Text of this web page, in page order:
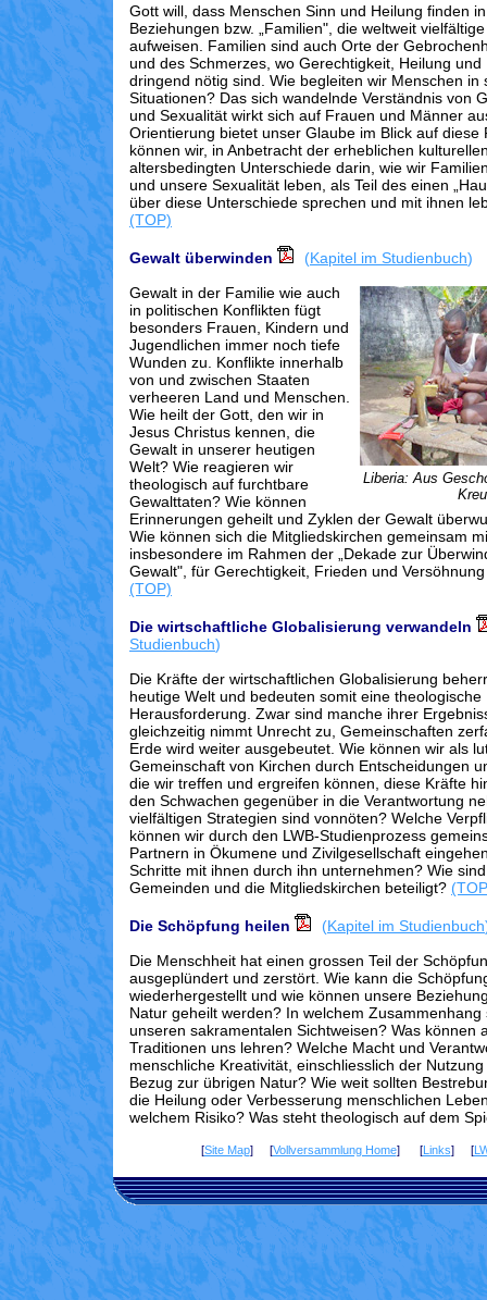
Gott will, dass Menschen Sinn und Heilung finden
Beziehungen bzw. „Familien", die weltweit
aufweisen. Familien sind auch Orte der
und des Schmerzes, wo Gerechtigkeit, Heilung und
dringend nötig sind. Wie begleiten wir Menschen in
Situationen? Das sich wandelnde Verständnis von
und Sexualität wirkt sich auf Frauen und Männer
Orientierung bietet unser Glaube im Blick auf diese
können wir, in Anbetracht der erheblichen
altersbedingten Unterschiede darin, wie wir
und unsere Sexualität leben, als Teil des einen
über diese Unterschiede sprechen und mit ihnen
(TOP)
Gewalt überwinden (Kapitel im Studienbuch)
Liberia: Aus
Gewalt in der Familie wie auch
in politischen Konflikten fügt
besonders Frauen, Kindern und
Jugendlichen immer noch tiefe
Wunden zu. Konflikte innerhalb
von und zwischen Staaten
verheeren Land und Menschen.
Wie heilt der Gott, den wir in
Jesus Christus kennen, die
Gewalt in unserer heutigen
Welt? Wie reagieren wir
theologisch auf furchtbare
Gewalttaten? Wie können
Erinnerungen geheilt und Zyklen der Gewalt
Wie können sich die Mitgliedskirchen gemeinsam
insbesondere im Rahmen der „Dekade zur
Gewalt", für Gerechtigkeit, Frieden und
(TOP)
Die wirtschaftliche Globalisierung verwandeln
Studienbuch)
Die Kräfte der wirtschaftlichen Globalisierung
heutige Welt und bedeuten somit eine theologische
Herausforderung. Zwar sind manche ihrer
gleichzeitig nimmt Unrecht zu, Gemeinschaften
Erde wird weiter ausgebeutet. Wie können wir als
Gemeinschaft von Kirchen durch Entscheidungen
die wir treffen und ergreifen können, diese Kräfte
den Schwachen gegenüber in die Verantwortung
vielfältigen Strategien sind vonnöten? Welche
können wir durch den LWB-Studienprozess
Partnern in Ökumene und Zivilgesellschaft
Schritte mit ihnen durch ihn unternehmen? Wie
Gemeinden und die Mitgliedskirchen beteiligt?
Die Schöpfung heilen (Kapitel im Studienbuch
Die Menschheit hat einen grossen Teil der
ausgeplündert und zerstört. Wie kann die
wiederhergestellt und wie können unsere
Natur geheilt werden? In welchem Zusammenhang
unseren sakramentalen Sichtweisen? Was können
Traditionen uns lehren? Welche Macht und
menschliche Kreativität, einschliesslich der
Bezug zur übrigen Natur? Wie weit sollten
die Heilung oder Verbesserung menschlichen
welchem Risiko? Was steht theologisch auf dem
[Site Map] [Vollversammlung Home] [Links] [